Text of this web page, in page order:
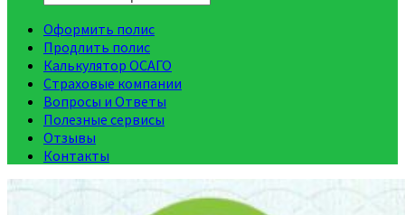
Оформить полис
Продлить полис
Калькулятор ОСАГО
Страховые компании
Вопросы и Ответы
Полезные сервисы
Отзывы
Контакты